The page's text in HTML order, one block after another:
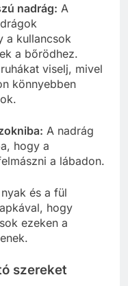
nadrág: A
a kullancsok
a bőrödhez.
viselj, mivel
könnyebben
A nadrág
hogy a
a lábadon.
és a fül
hogy
ezeken a
szereket